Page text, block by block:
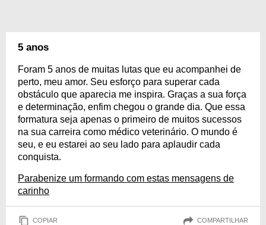
5 anos
Foram 5 anos de muitas lutas que eu acompanhei de
perto, meu amor. Seu esforço para superar cada
obstáculo que aparecia me inspira. Graças a sua força
e determinação, enfim chegou o grande dia. Que essa
formatura seja apenas o primeiro de muitos sucessos
na sua carreira como médico veterinário. O mundo é
seu, e eu estarei ao seu lado para aplaudir cada
conquista.
Parabenize um formando com estas mensagens de
carinho
COPIAR COMPARTILHAR